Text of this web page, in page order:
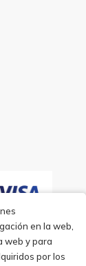
en la web,
web y para
por los